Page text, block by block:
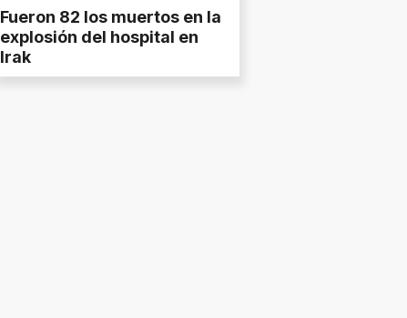
Fueron 82 los muertos en la
explosión del hospital en
Irak